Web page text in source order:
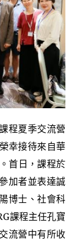
程夏季交流營
幸接待來自華
首日，課程於
加者並表達誠
博士、社會科
課程主任孔寶
流營中有所收